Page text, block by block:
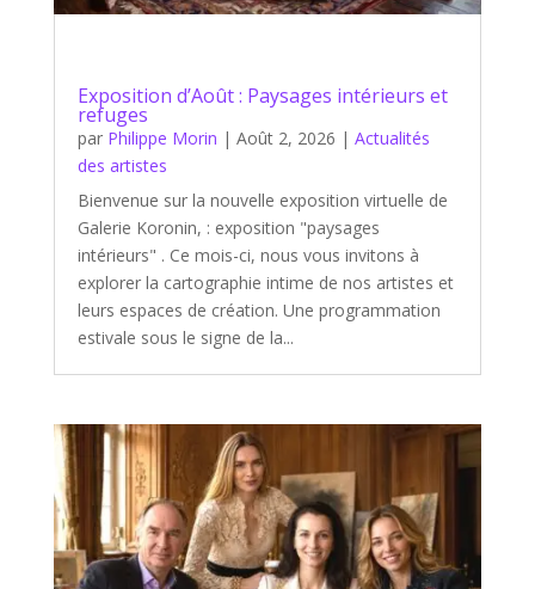
Exposition d’Août : Paysages intérieurs et
refuges
par Philippe Morin | Août 2, 2026 | Actualités
des artistes
Bienvenue sur la nouvelle exposition virtuelle de
Galerie Koronin, : exposition "paysages
intérieurs" . Ce mois-ci, nous vous invitons à
explorer la cartographie intime de nos artistes et
leurs espaces de création. Une programmation
estivale sous le signe de la...